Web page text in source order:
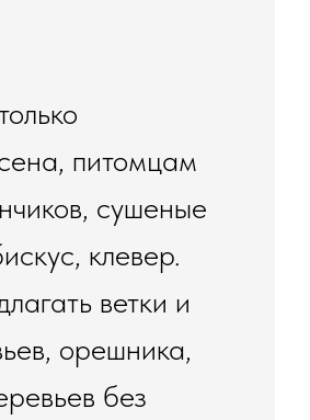
питомцам
сушеные
клевер.
ветки и
орешника,
без